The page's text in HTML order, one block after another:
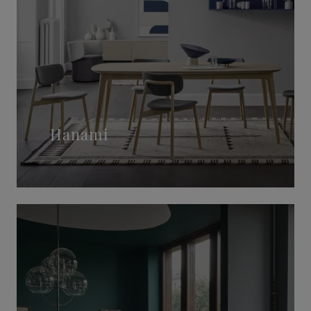
Hanami